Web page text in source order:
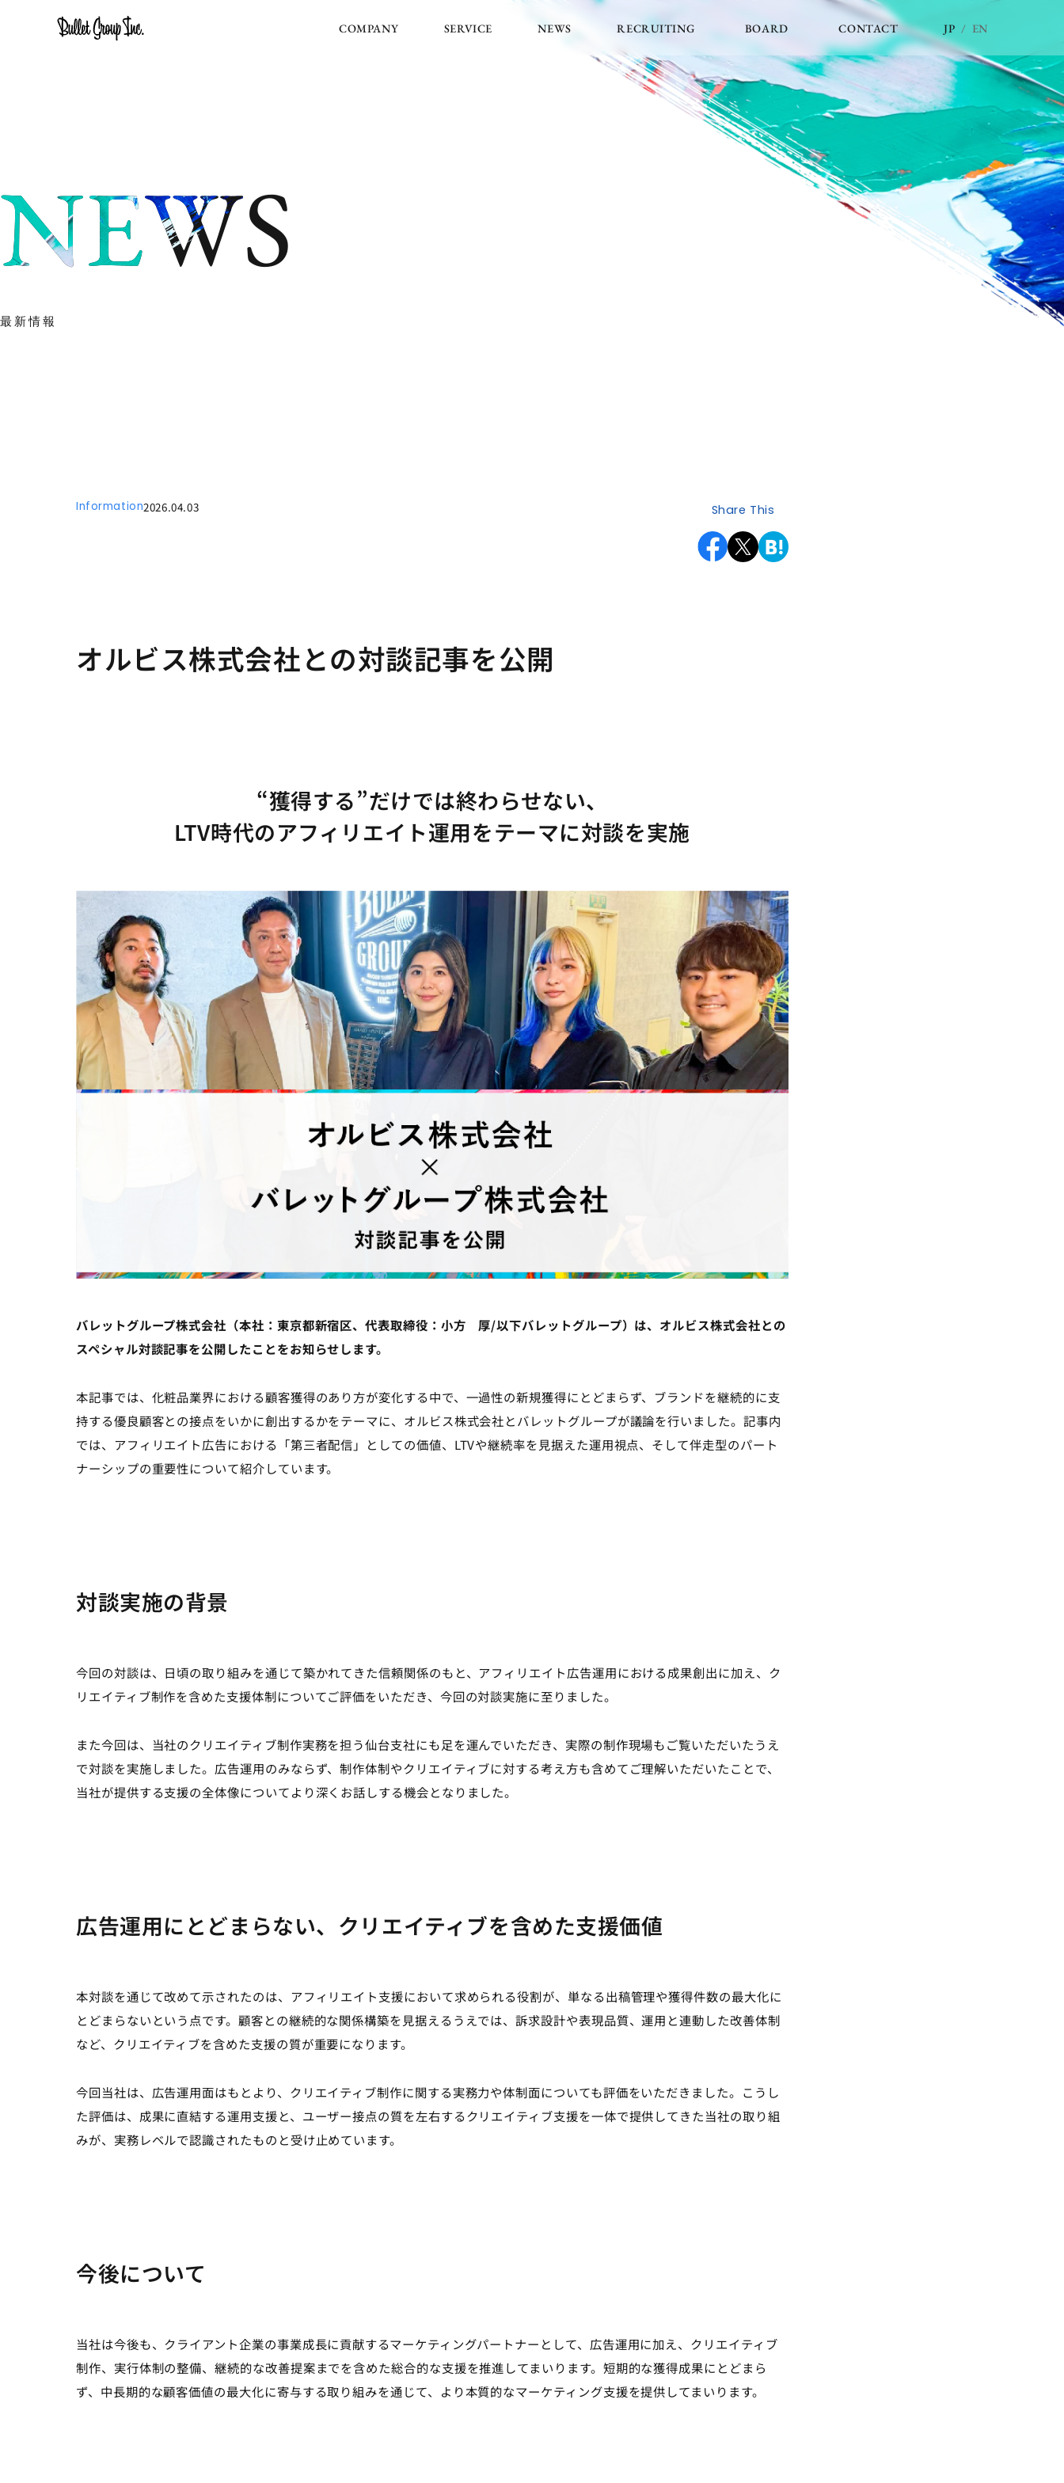
COMPANY SERVICE NEWS RECRUITING BOARD CONTACT JP / EN
NEWS
最新情報
Information2026.04.03 Share This
オルビス株式会社との対談記事を公開
“獲得する”だけでは終わらせない、
LTV時代のアフィリエイト運用をテーマに対談を実施
バレットグループ株式会社（本社：東京都新宿区、代表取締役：小方　厚/以下バレットグループ）は、オルビス株式会社との
スペシャル対談記事を公開したことをお知らせします。
本記事では、化粧品業界における顧客獲得のあり方が変化する中で、一過性の新規獲得にとどまらず、ブランドを継続的に支
持する優良顧客との接点をいかに創出するかをテーマに、オルビス株式会社とバレットグループが議論を行いました。記事内
では、アフィリエイト広告における「第三者配信」としての価値、LTVや継続率を見据えた運用視点、そして伴走型のパート
ナーシップの重要性について紹介しています。
対談実施の背景
今回の対談は、日頃の取り組みを通じて築かれてきた信頼関係のもと、アフィリエイト広告運用における成果創出に加え、ク
リエイティブ制作を含めた支援体制についてご評価をいただき、今回の対談実施に至りました。
また今回は、当社のクリエイティブ制作実務を担う仙台支社にも足を運んでいただき、実際の制作現場もご覧いただいたうえ
で対談を実施しました。広告運用のみならず、制作体制やクリエイティブに対する考え方も含めてご理解いただいたことで、
当社が提供する支援の全体像についてより深くお話しする機会となりました。
広告運用にとどまらない、クリエイティブを含めた支援価値
本対談を通じて改めて示されたのは、アフィリエイト支援において求められる役割が、単なる出稿管理や獲得件数の最大化に
とどまらないという点です。顧客との継続的な関係構築を見据えるうえでは、訴求設計や表現品質、運用と連動した改善体制
など、クリエイティブを含めた支援の質が重要になります。
今回当社は、広告運用面はもとより、クリエイティブ制作に関する実務力や体制面についても評価をいただきました。こうし
た評価は、成果に直結する運用支援と、ユーザー接点の質を左右するクリエイティブ支援を一体で提供してきた当社の取り組
みが、実務レベルで認識されたものと受け止めています。
今後について
当社は今後も、クライアント企業の事業成長に貢献するマーケティングパートナーとして、広告運用に加え、クリエイティブ
制作、実行体制の整備、継続的な改善提案までを含めた総合的な支援を推進してまいります。短期的な獲得成果にとどまら
ず、中長期的な顧客価値の最大化に寄与する取り組みを通じて、より本質的なマーケティング支援を提供してまいります。